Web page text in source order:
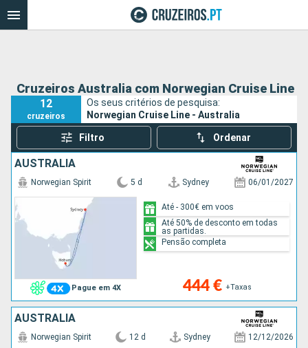
Cruzeiros Australia com Norwegian Cruise Line
12
cruzeiros
Os seus critérios de pesquisa:
Norwegian Cruise Line - Australia
Filtro Ordenar
AUSTRALIA
Pague em 4X
Norwegian Spirit 5 d Sydney 06/01/2027
444 € +Taxas
Até - 300€ em voos
Até 50% de desconto em todas
as partidas.
Pensão completa
AUSTRALIA
Norwegian Spirit 12 d Sydney 12/12/2026